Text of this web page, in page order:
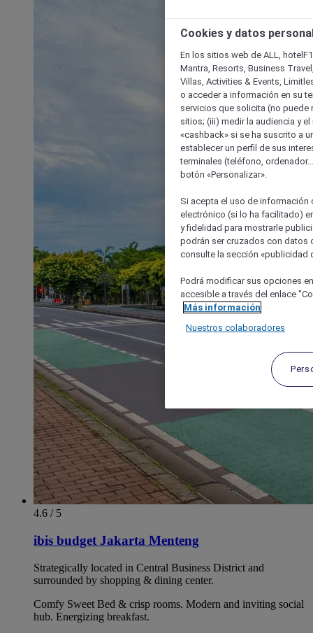
4.6 / 5
ibis budget Jakarta Menteng
Strategically located in Central Business District and
surrounded by shopping & dining center.
Comfy Sweet Bed & crisp rooms. Modern and inviting social
hub. Energizing breakfast.
Cookies y datos
En los sitios web de ALL,
Mantra, Resorts, Business
Villas, Activities & Events,
o acceder a información en su
servicios que solicita (no puede
sitios; (iii) medir la audiencia y
«cashback» si se ha suscrito a
establecer un perfil de sus
terminales (teléfono,
botón «Personalizar».
Si acepta el uso de
electrónico (si lo ha facilitado)
y fidelidad para mostrarle
podrán ser cruzados con datos
consulte la sección «publicidad
Podrá modificar sus opciones
accesible a través del enlace
Más información
Nuestros colaboradores